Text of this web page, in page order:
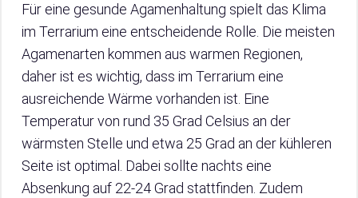
Für eine gesunde Agamenhaltung spielt das Klima
im Terrarium eine entscheidende Rolle. Die meisten
Agamenarten kommen aus warmen Regionen,
daher ist es wichtig, dass im Terrarium eine
ausreichende Wärme vorhanden ist. Eine
Temperatur von rund 35 Grad Celsius an der
wärmsten Stelle und etwa 25 Grad an der kühleren
Seite ist optimal. Dabei sollte nachts eine
Absenkung auf 22-24 Grad stattfinden. Zudem